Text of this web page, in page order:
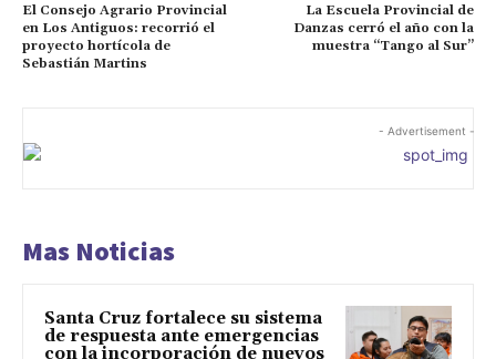
El Consejo Agrario Provincial
en Los Antiguos: recorrió el
proyecto hortícola de
Sebastián Martins
La Escuela Provincial de
Danzas cerró el año con la
muestra “Tango al Sur”
- Advertisement -
Mas Noticias
Santa Cruz fortalece su sistema
de respuesta ante emergencias
con la incorporación de nuevos